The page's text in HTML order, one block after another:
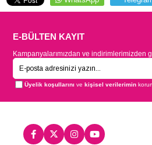
E-BÜLTEN KAYIT
Kampanyalarımızdan ve indirimlerimizden
Üyelik koşullarını vekişisel verilerimin